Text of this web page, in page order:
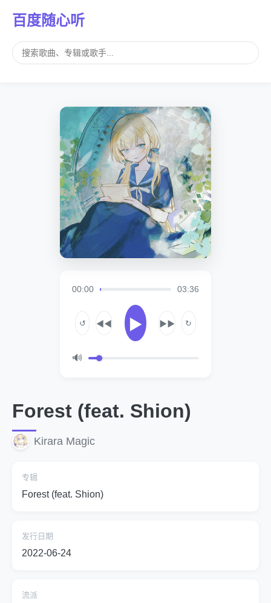
百度随心听
00:00 03:36
↺ ◀◀ ▶ ▶▶ ↻
🔊
Forest (feat. Shion)
Kirara Magic
专辑
Forest (feat. Shion)
发行日期
2022-06-24
流派